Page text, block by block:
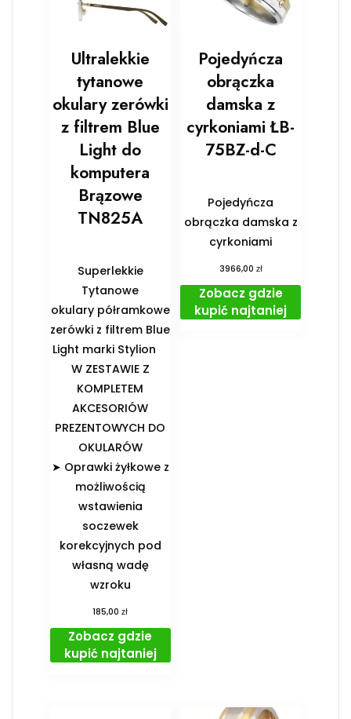
Ultralekkie
tytanowe
okulary zerówki
z filtrem Blue
Light do
komputera
Brązowe
TN825A
Superlekkie
Tytanowe
okulary półramkowe
zerówki z filtrem Blue
Light marki Stylion
️W ZESTAWIE Z
KOMPLETEM
AKCESORIÓW
PREZENTOWYCH DO
OKULARÓW️
➤ Oprawki żyłkowe z
możliwością
wstawienia
soczewek
korekcyjnych pod
własną wadę
wzroku
185,00zł
Zobacz gdzie
kupić najtaniej
Pojedyńcza
obrączka
damska z
cyrkoniami ŁB-
75BZ-d-C
Pojedyńcza
obrączka damska z
cyrkoniami
3966,00 zł
Zobacz gdzie
kupić najtaniej